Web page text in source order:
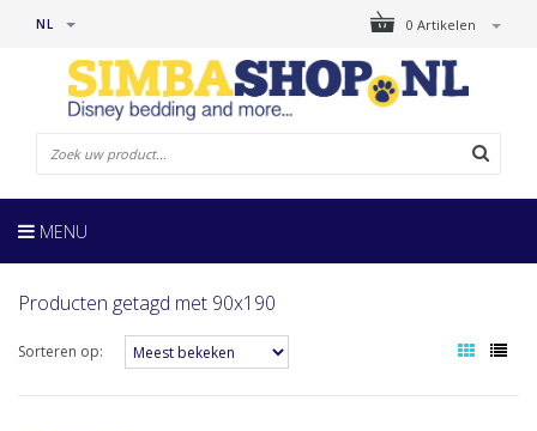
0 Artikelen
NL
MENU
Producten getagd met 90x190
Sorteren op: